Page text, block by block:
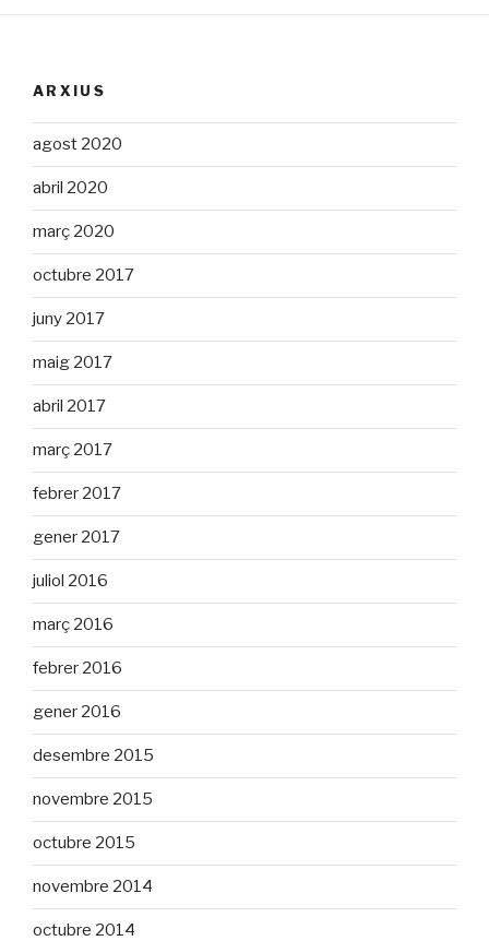
ARXIUS
agost 2020
abril 2020
març 2020
octubre 2017
juny 2017
maig 2017
abril 2017
març 2017
febrer 2017
gener 2017
juliol 2016
març 2016
febrer 2016
gener 2016
desembre 2015
novembre 2015
octubre 2015
novembre 2014
octubre 2014